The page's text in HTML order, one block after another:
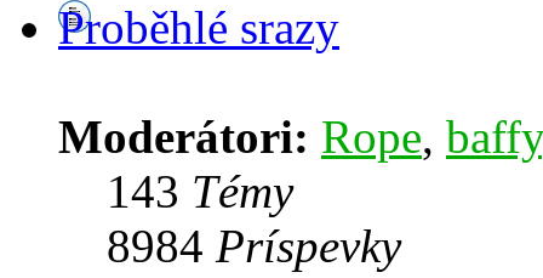
Proběhlé srazy
Moderátori: Rope, baffy
143 Témy
8984 Príspevky